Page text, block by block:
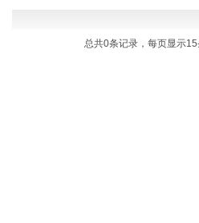
总共0条记录，每页显示